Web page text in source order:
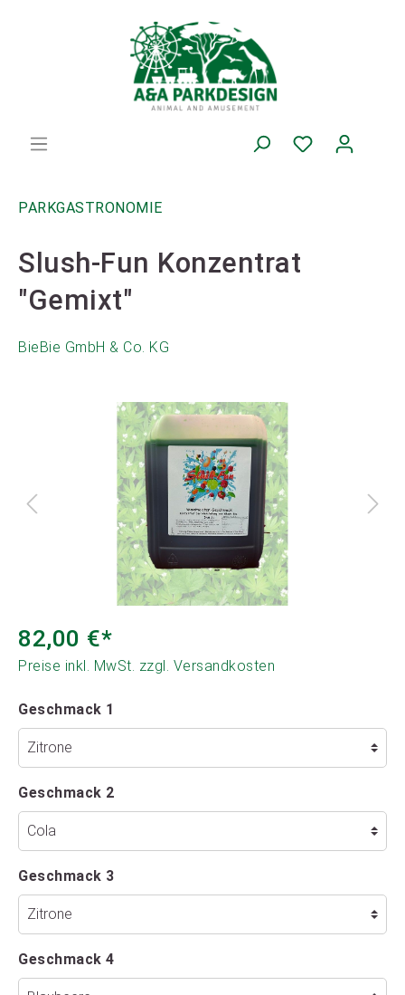
PARKGASTRONOMIE
Slush-Fun Konzentrat
"Gemixt"
BieBie GmbH & Co. KG
82,00 €*
Preise inkl. MwSt. zzgl. Versandkosten
Geschmack 1
Geschmack 2
Geschmack 3
Geschmack 4